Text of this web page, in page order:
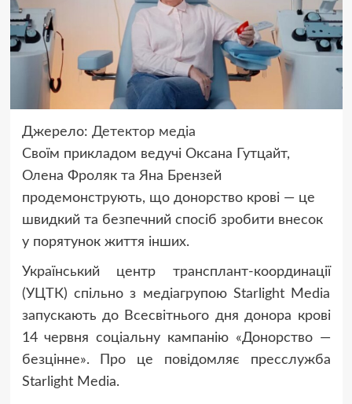
Джерело: Детектор медіа
Своїм прикладом ведучі Оксана Гутцайт,
Олена Фроляк та Яна Брензей
продемонструють, що донорство крові — це
швидкий та безпечний спосіб зробити внесок
у порятунок життя інших.
Український центр трансплант-координації
(УЦТК) спільно з медіагрупою Starlight Media
запускають до Всесвітнього дня донора крові
14 червня соціальну кампанію «Донорство —
безцінне». Про це повідомляє пресслужба
Starlight Media.